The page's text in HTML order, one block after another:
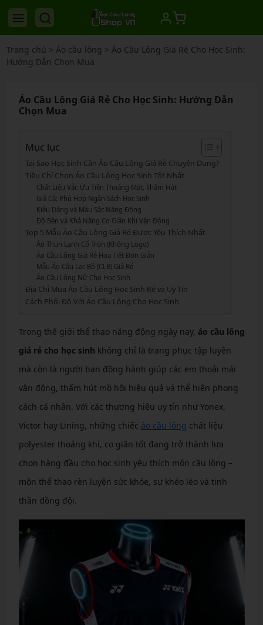
Trang chủ > Áo cầu lông > Áo Cầu Lông Giá Rẻ Cho Học Sinh:
Hướng Dẫn Chọn Mua
Áo Cầu Lông Giá Rẻ Cho Học Sinh: Hướng Dẫn
Chọn Mua
Mục lục
Tại Sao Học Sinh Cần Áo Cầu Lông Giá Rẻ Chuyên Dụng?
Tiêu Chí Chọn Áo Cầu Lông Học Sinh Tốt Nhất
Chất Liệu Vải: Ưu Tiên Thoáng Mát, Thấm Hút
Giá Cả: Phù Hợp Ngân Sách Học Sinh
Kiểu Dáng và Màu Sắc Năng Động
Độ Bền và Khả Năng Co Giãn Khi Vận Động
Top 5 Mẫu Áo Cầu Lông Giá Rẻ Được Yêu Thích Nhất
Áo Thun Lạnh Cổ Tròn (Không Logo)
Áo Cầu Lông Giá Rẻ Họa Tiết Đơn Giản
Mẫu Áo Câu Lạc Bộ (CLB) Giá Rẻ
Áo Cầu Lông Nữ Cho Học Sinh
Địa Chỉ Mua Áo Cầu Lông Học Sinh Rẻ và Uy Tín
Cách Phối Đồ Với Áo Cầu Lông Cho Học Sinh
Trong thế giới thể thao năng động ngày nay, áo cầu lông
giá rẻ cho học sinh không chỉ là trang phục tập luyện
mà còn là người bạn đồng hành giúp các em thoải mái
vận động, thấm hút mồ hôi hiệu quả và thể hiện phong
cách cá nhân. Với các thương hiệu uy tín như Yonex,
Victor hay Lining, những chiếc áo cầu lông chất liệu
polyester thoáng khí, co giãn tốt đang trở thành lựa
chọn hàng đầu cho học sinh yêu thích môn cầu lông –
môn thể thao rèn luyện sức khỏe, sự khéo léo và tinh
thần đồng đội.